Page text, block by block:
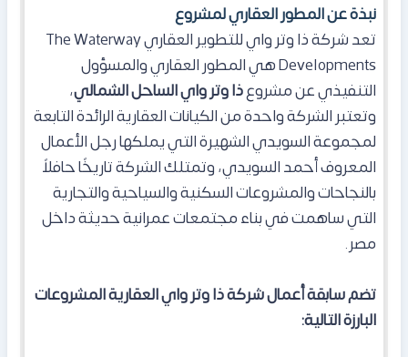
نبذة عن المطور العقاري لمشروع
تعد شركة ذا وتر واي للتطوير العقاري The Waterway
Developments هي المطور العقاري والمسؤول
التنفيذي عن مشروعذا وتر واي الساحل الشمالي،
وتعتبر الشركة واحدة من الكيانات العقارية الرائدة التابعة
لمجموعة السويدي الشهيرة التي يملكها رجل الأعمال
المعروف أحمد السويدي، وتمتلك الشركة تاريخًا حافلاً
بالنجاحات والمشروعات السكنية والسياحية والتجارية
التي ساهمت في بناء مجتمعات عمرانية حديثة داخل
مصر.
تضم سابقة أعمال شركة ذا وتر واي العقارية المشروعات
البارزة التالية: